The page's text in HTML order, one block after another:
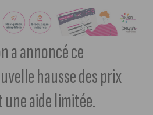
a annoncé ce
hausse des prix
aide limitée.